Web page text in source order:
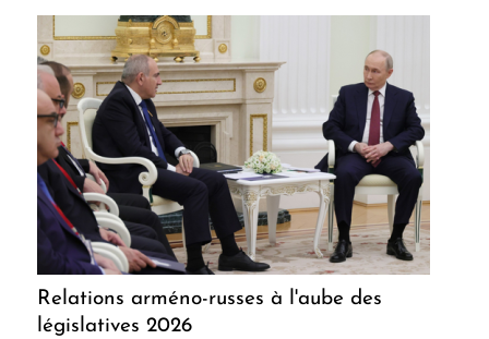
Relations arméno-russes à l'aube des
législatives 2026